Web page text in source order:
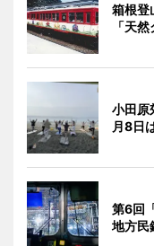
箱根登
「天
小田
月8日
第6回
地方民